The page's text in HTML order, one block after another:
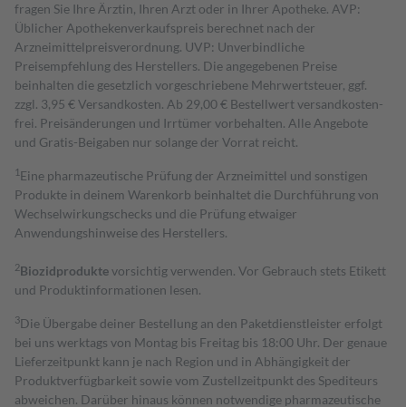
fragen Sie Ihre Ärztin, Ihren Arzt oder in Ihrer Apotheke. AVP:
Üblicher Apothekenverkaufspreis berechnet nach der
Arzneimittelpreisverordnung. UVP: Unverbindliche
Preisempfehlung des Herstellers. Die angegebenen Preise
beinhalten die gesetzlich vorgeschriebene Mehrwertsteuer, ggf.
zzgl. 3,95 € Versandkosten. Ab 29,00 € Bestell­wert versand­kosten­
frei. Preisänderungen und Irrtümer vorbehalten. Alle Angebote
und Gratis-Beigaben nur solange der Vorrat reicht.
1 Eine pharmazeutische Prüfung der Arzneimittel und sonstigen
Produkte in deinem Warenkorb beinhaltet die Durchführung von
Wechselwirkungschecks und die Prüfung etwaiger
Anwendungshinweise des Herstellers.
2Biozidproduktevorsichtig verwenden. Vor Gebrauch stets Etikett
und Produktinformationen lesen.
3Die Übergabe deiner Bestellung an den Paketdienstleister erfolgt
bei uns werktags von Montag bis Freitag bis 18:00 Uhr. Der genaue
Lieferzeitpunkt kann je nach Region und in Abhängigkeit der
Produktverfügbarkeit sowie vom Zustellzeitpunkt des Spediteurs
abweichen. Darüber hinaus können notwendige pharmazeutische